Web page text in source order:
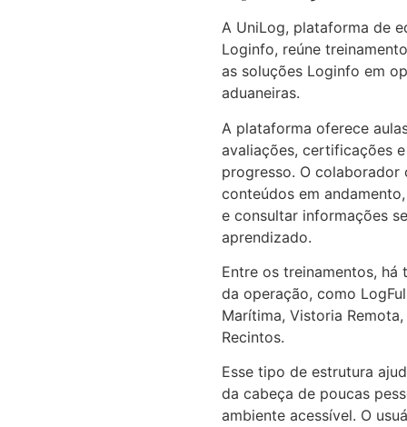
A UniLog, plataforma de
Loginfo, reúne
as soluções Loginfo em
aduaneiras.
A plataforma oferece
avaliações, certificações
progresso. O colaborador
conteúdos em
e consultar informações
aprendizado.
Entre os treinamentos,
da operação, como
Marítima, Vistoria
Recintos.
Esse tipo de estrutura
da cabeça de poucas
ambiente acessível. O